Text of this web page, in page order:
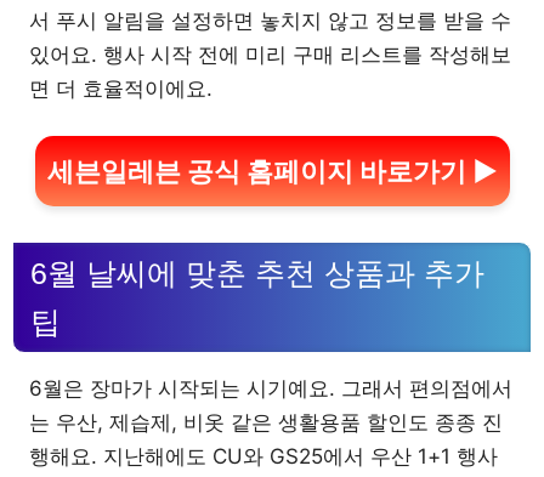
서 푸시 알림을 설정하면 놓치지 않고 정보를 받을 수
있어요. 행사 시작 전에 미리 구매 리스트를 작성해보
면 더 효율적이에요.
세븐일레븐 공식 홈페이지 바로가기 ▶
6월 날씨에 맞춘 추천 상품과 추가
팁
6월은 장마가 시작되는 시기예요. 그래서 편의점에서
는 우산, 제습제, 비옷 같은 생활용품 할인도 종종 진
행해요. 지난해에도 CU와 GS25에서 우산 1+1 행사